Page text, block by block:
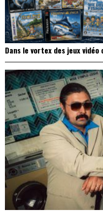
Dans le vortex des jeux